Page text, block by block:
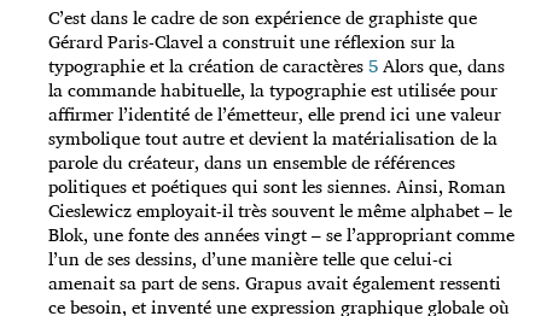
C’est dans le cadre de son expérience de graphiste que
Gérard Paris-Clavel a construit une réflexion sur la
typographie et la création de caractères5Alors que, dans
la commande habituelle, la typographie est utilisée pour
affirmer l’identité de l’émetteur, elle prend ici une valeur
symbolique tout autre et devient la matérialisation de la
parole du créateur, dans un ensemble de références
politiques et poétiques qui sont les siennes. Ainsi, Roman
Cieslewicz employait-il très souvent le même alphabet – le
Blok, une fonte des années vingt – se l’appropriant comme
l’un de ses dessins, d’une manière telle que celui-ci
amenait sa part de sens. Grapus avait également ressenti
ce besoin, et inventé une expression graphique globale où